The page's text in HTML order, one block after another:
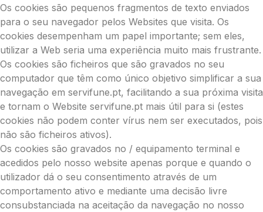
Os cookies são pequenos fragmentos de texto enviados
para o seu navegador pelos Websites que visita. Os
cookies desempenham um papel importante; sem eles,
utilizar a Web seria uma experiência muito mais frustrante.
Os cookies são ficheiros que são gravados no seu
computador que têm como único objetivo simplificar a sua
navegação em servifune.pt, facilitando a sua próxima visita
e tornam o Website servifune.pt mais útil para si (estes
cookies não podem conter vírus nem ser executados, pois
não são ficheiros ativos).
Os cookies são gravados no / equipamento terminal e
acedidos pelo nosso website apenas porque e quando o
utilizador dá o seu consentimento através de um
comportamento ativo e mediante uma decisão livre
consubstanciada na aceitação da navegação no nosso